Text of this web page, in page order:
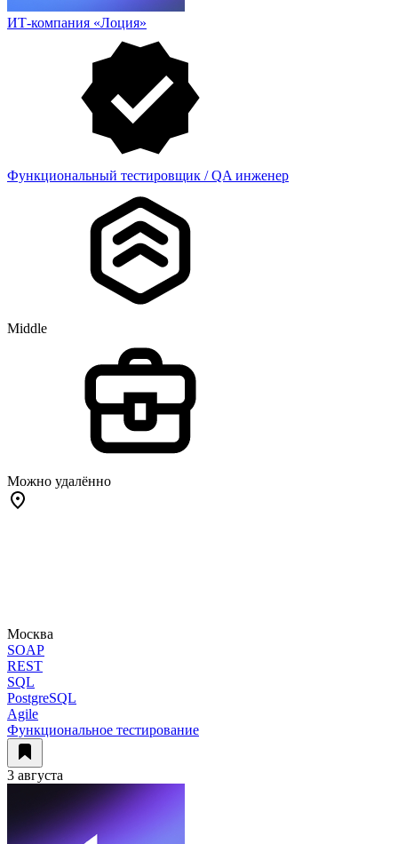
ИТ-компания «Лоция»
Функциональный тестировщик / QA инженер
Middle
Можно удалённо
Москва
SOAP
REST
SQL
PostgreSQL
Agile
Функциональное тестирование
3 августа